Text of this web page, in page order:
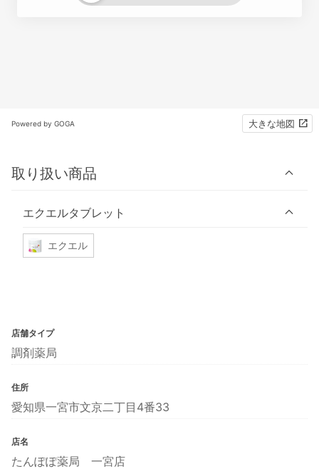
Powered by GOGA 大きな地図
取り扱い商品
エクエルタブレット
エクエル
店舗タイプ
調剤薬局
住所
愛知県一宮市文京二丁目4番33
店名
たんぽぽ薬局 一宮店